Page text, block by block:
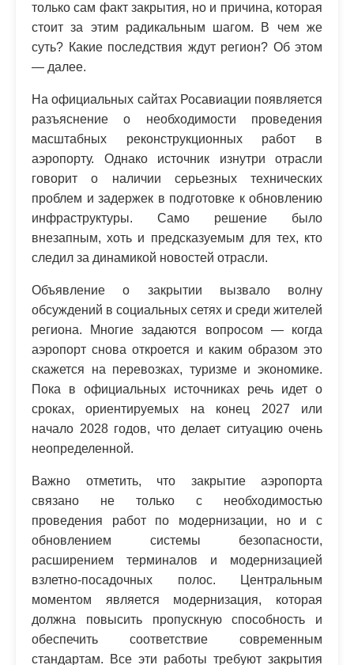
только сам факт закрытия, но и причина, которая
стоит за этим радикальным шагом. В чем же
суть? Какие последствия ждут регион? Об этом
— далее.
На официальных сайтах Росавиации появляется
разъяснение о необходимости проведения
масштабных реконструкционных работ в
аэропорту. Однако источник изнутри отрасли
говорит о наличии серьезных технических
проблем и задержек в подготовке к обновлению
инфраструктуры. Само решение было
внезапным, хоть и предсказуемым для тех, кто
следил за динамикой новостей отрасли.
Объявление о закрытии вызвало волну
обсуждений в социальных сетях и среди жителей
региона. Многие задаются вопросом — когда
аэропорт снова откроется и каким образом это
скажется на перевозках, туризме и экономике.
Пока в официальных источниках речь идет о
сроках, ориентируемых на конец 2027 или
начало 2028 годов, что делает ситуацию очень
неопределенной.
Важно отметить, что закрытие аэропорта
связано не только с необходимостью
проведения работ по модернизации, но и с
обновлением системы безопасности,
расширением терминалов и модернизацией
взлетно-посадочных полос. Центральным
моментом является модернизация, которая
должна повысить пропускную способность и
обеспечить соответствие современным
стандартам. Все эти работы требуют закрытия